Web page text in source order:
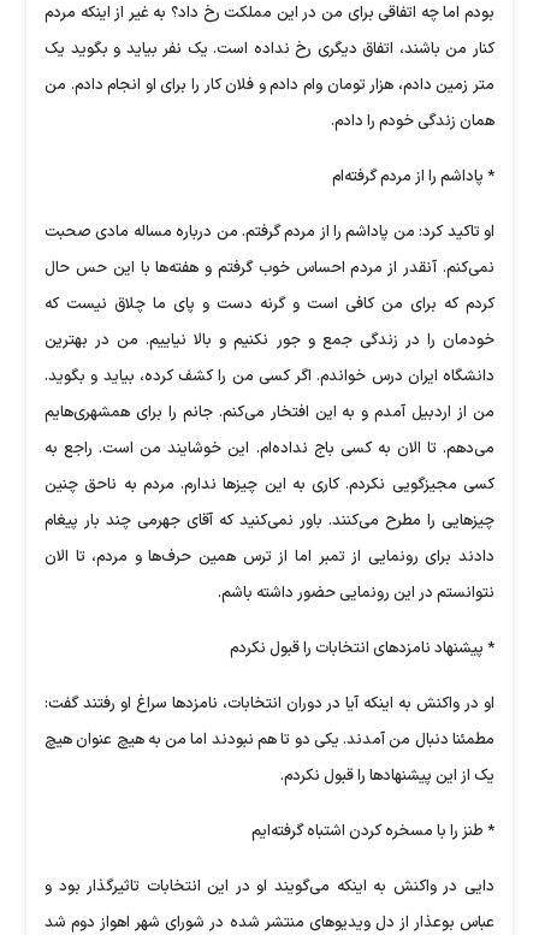
بودم اما چه اتفاقی برای من در این مملکت رخ داد؟ به غیر از اینکه مردم
کنار من باشند، اتفاق دیگری رخ نداده است. یک نفر بیاید و بگوید یک
متر زمین دادم، هزار تومان وام دادم و فلان کار را برای او انجام دادم. من
همان زندگی خودم را دادم.
* پاداشم را از مردم گرفته‌ام
او تاکید کرد: من پاداشم را از مردم گرفتم. من درباره مساله مادی صحبت
نمی‌کنم. آنقدر از مردم احساس خوب گرفتم و هفته‌ها با این حس حال
کردم که برای من کافی است و گرنه دست و پای ما چلاق نیست که
خودمان را در زندگی جمع و جور نکنیم و بالا نیاییم. من در بهترین
دانشگاه ایران درس خواندم. اگر کسی من را کشف کرده، بیاید و بگوید.
من از اردبیل آمدم و به این افتخار می‌کنم. جانم را برای همشهری‌هایم
می‌دهم. تا الان به کسی باج نداده‌ام. این خوشایند من است. راجع به
کسی مجیزگویی نکردم. کاری به این چیزها ندارم. مردم به ناحق چنین
چیزهایی را مطرح می‌کنند. باور نمی‌کنید که آقای جهرمی چند بار پیغام
دادند برای رونمایی از تمبر اما از ترس همین حرف‌ها و مردم، تا الان
نتوانستم در این رونمایی حضور داشته باشم.
* پیشنهاد نامزدهای انتخابات را قبول نکردم
او در واکنش به اینکه آیا در دوران انتخابات، نامزدها سراغ او رفتند گفت:
مطمئنا دنبال من آمدند. یکی دو تا هم نبودند اما من به هیچ عنوان هیچ
یک از این پیشنهادها را قبول نکردم.
* طنز را با مسخره کردن اشتباه گرفته‌ایم
دایی در واکنش به اینکه می‌گویند او در این انتخابات تاثیرگذار بود و
عباس بوعذار از دل ویدیوهای منتشر شده در شورای شهر اهواز دوم شد